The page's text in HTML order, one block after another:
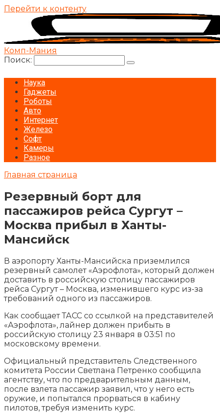
Перейти к контенту
Комп-Мания
Поиск:
Наука
Гаджеты
Роботы
Авто
Интернет
Железо
Софт
Камеры
Разное
Главная страница
Резервный борт для
пассажиров рейса Сургут –
Москва прибыл в Ханты-
Мансийск
В аэропорту Ханты-Мансийска приземлился
резервный самолет «Аэрофлота», который должен
доставить в российскую столицу пассажиров
рейса Сургут – Москва, изменившего курс из-за
требований одного из пассажиров.
Как сообщает ТАСС со ссылкой на представителей
«Аэрофлота»,лайнер должен прибыть в
российскую столицу 23 января в 03:51 по
московскому времени.
Официальный представитель Следственного
комитета России Светлана Петренко сообщила
агентству, что по предварительным данным,
после взлета пассажир заявил, что у него есть
оружие, и попытался прорваться в кабину
пилотов, требуя изменить курс.